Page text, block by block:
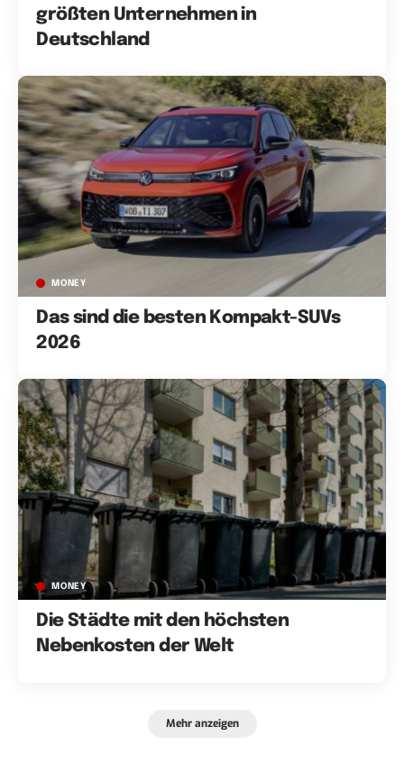
größten Unternehmen in
Deutschland
MONEY
Das sind die besten Kompakt-SUVs
2026
MONEY
Die Städte mit den höchsten
Nebenkosten der Welt
Mehr anzeigen